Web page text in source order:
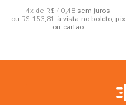
4x de R$ 40,48 sem juros
ou R$ 153,81 à vista no boleto, pix
ou cartão